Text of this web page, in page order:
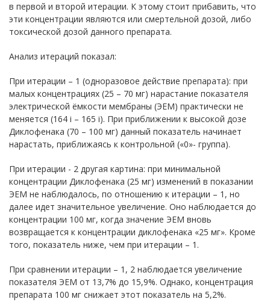
в первой и второй итерации. К этому стоит прибавить, что
эти концентрации являются или смертельной дозой, либо
токсической дозой данного препарата.
Анализ итераций показал:
При итерации – 1 (одноразовое действие препарата): при
малых концентрациях (25 – 70 мг) нарастание показателя
электрической ёмкости мембраны (ЭЕМ) практически не
меняется (164 i – 165 i). При приближении к высокой дозе
Диклофенака (70 – 100 мг) данный показатель начинает
нарастать, приближаясь к контрольной («0»- группа).
При итерации - 2 другая картина: при минимальной
концентрации Диклофенака (25 мг) изменений в показании
ЭЕМ не наблюдалось, по отношению к итерации – 1, но
далее идет значительное увеличение. Оно наблюдается до
концентрации 100 мг, когда значение ЭЕМ вновь
возвращается к концентрации диклофенака «25 мг». Кроме
того, показатель ниже, чем при итерации – 1.
При сравнении итерации – 1, 2 наблюдается увеличение
показателя ЭЕМ от 13,7% до 15,9%. Однако, концентрация
препарата 100 мг снижает этот показатель на 5,2%.